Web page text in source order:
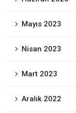
Mayıs 2023
Nisan 2023
Mart 2023
Aralık 2022